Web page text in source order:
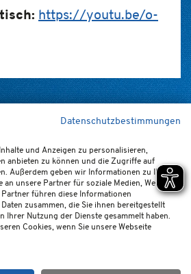
https://youtu.be/o-
Newsletter FAQ (de/en) Impressum
Ticket-AGB Cookie-Einstellungen
Datenschutzbestimmungen
und Anzeigen zu personalisieren,
anbieten zu können und die Zugriffe auf
Außerdem geben wir Informationen zu Ihrer
an unsere Partner für soziale Medien, Werbung
führen diese Informationen
zusammen, die Sie ihnen bereitgestellt
Ihrer Nutzung der Dienste gesammelt haben.
Cookies, wenn Sie unsere Webseite